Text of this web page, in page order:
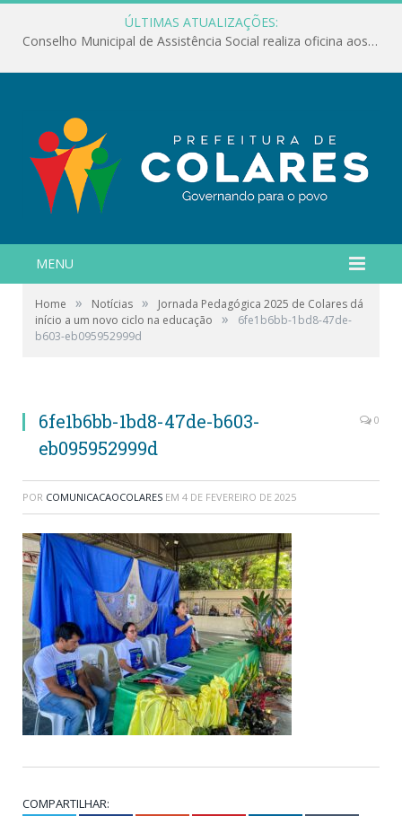
ÚLTIMAS ATUALIZAÇÕES:
Conselho Municipal de Assistência Social realiza oficina aos servidores
MENU
Home » Notícias »
Jornada Pedagógica 2025 de Colares dá
início a um novo ciclo na educação
»
6fe1b6bb-1bd8-47de-
b603-eb095952999d
6fe1b6bb-1bd8-47de-b603-
eb095952999d
0
POR COMUNICACAOCOLARES EM 4 DE FEVEREIRO DE 2025
COMPARTILHAR: